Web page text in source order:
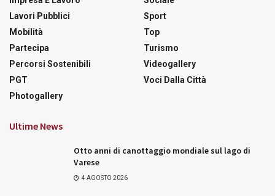
Lavori Pubblici
Mobilità
Partecipa
Percorsi Sostenibili
PGT
Photogallery
Sport
Top
Turismo
Videogallery
Voci Dalla Città
Ultime News
Otto anni di canottaggio mondiale sul lago di
Varese
4 AGOSTO 2026